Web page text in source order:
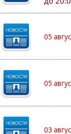
05
05
03